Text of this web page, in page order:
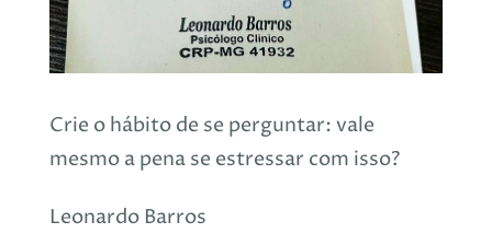
Crie o hábito de se perguntar: vale
mesmo a pena se estressar com isso?
Leonardo Barros